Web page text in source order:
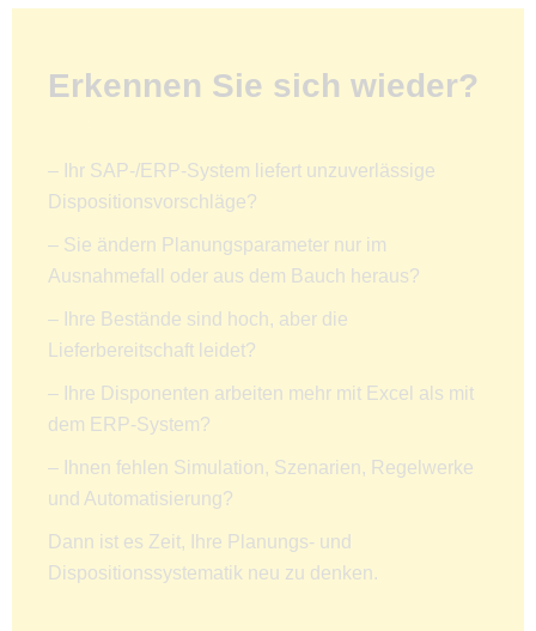
Erkennen Sie sich wieder?
– Ihr SAP-/ERP-System liefert unzuverlässige
Dispositionsvorschläge?
– Sie ändern Planungsparameter nur im
Ausnahmefall oder aus dem Bauch heraus?
– Ihre Bestände sind hoch, aber die
Lieferbereitschaft leidet?
– Ihre Disponenten arbeiten mehr mit Excel als mit
dem ERP-System?
– Ihnen fehlen Simulation, Szenarien, Regelwerke
und Automatisierung?
Dann ist es Zeit, Ihre Planungs- und
Dispositionssystematik neu zu denken.